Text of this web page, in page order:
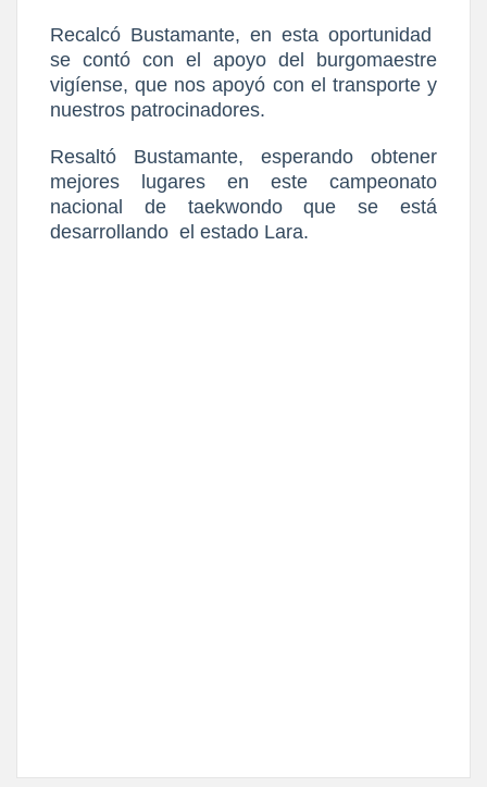
Recalcó Bustamante, en esta oportunidad
se contó con el apoyo del burgomaestre
vigíense, que nos apoyó con el transporte y
nuestros patrocinadores.
Resaltó Bustamante, esperando obtener
mejores lugares en este campeonato
nacional de taekwondo que se está
desarrollando el estado Lara.